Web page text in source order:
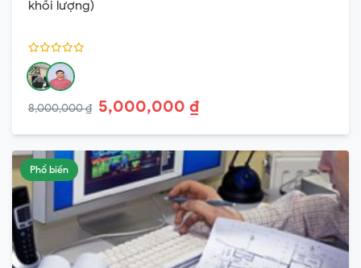
khối lượng)
8,000,000 ₫ 5,000,000 ₫
Phổ biến